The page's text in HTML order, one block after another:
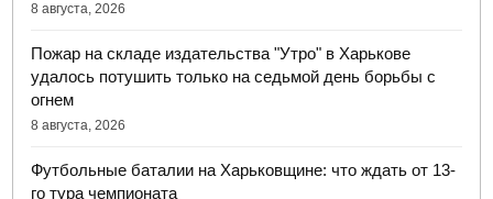
8 августа, 2026
Пожар на складе издательства "Утро" в Харькове
удалось потушить только на седьмой день борьбы с
огнем
8 августа, 2026
Футбольные баталии на Харьковщине: что ждать от 13-
го тура чемпионата